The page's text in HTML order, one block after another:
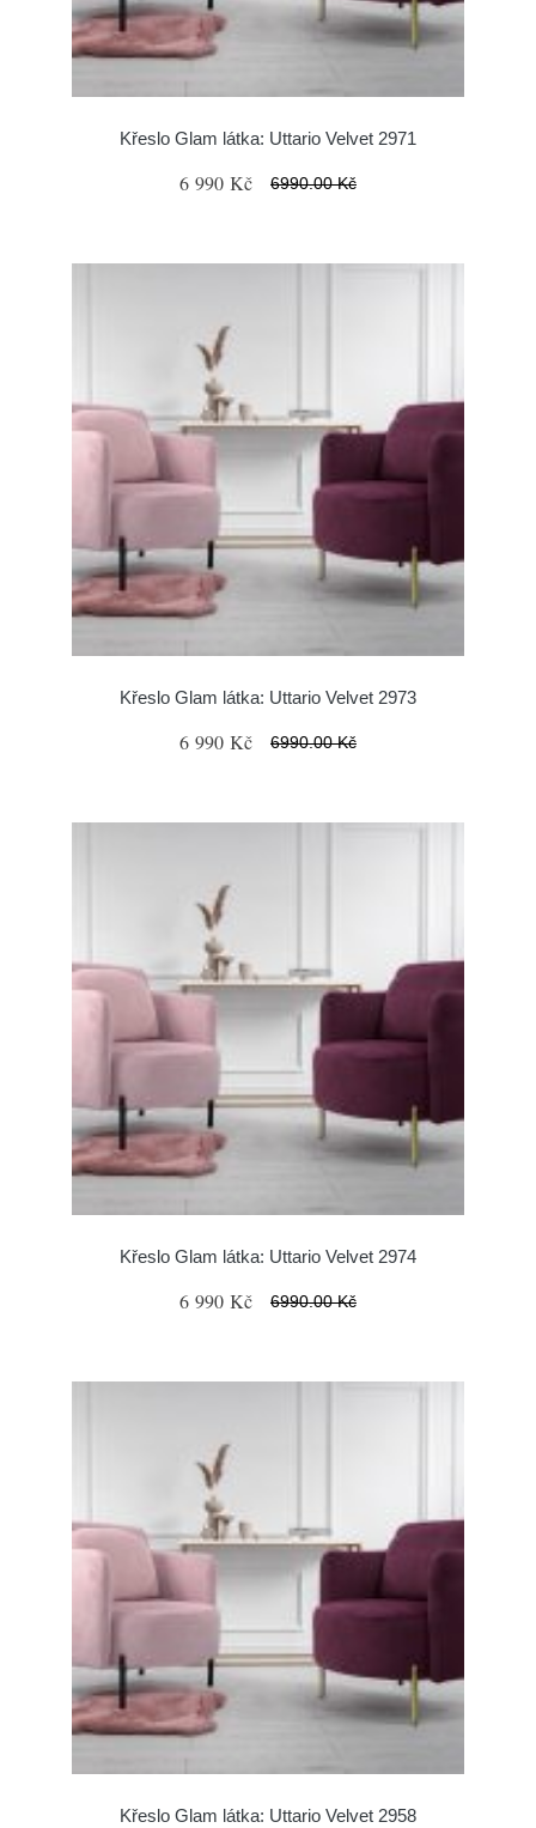
Křeslo Glam látka: Uttario Velvet 2971
6 990 Kč 6990.00 Kč
Křeslo Glam látka: Uttario Velvet 2973
6 990 Kč 6990.00 Kč
Křeslo Glam látka: Uttario Velvet 2974
6 990 Kč 6990.00 Kč
Křeslo Glam látka: Uttario Velvet 2958